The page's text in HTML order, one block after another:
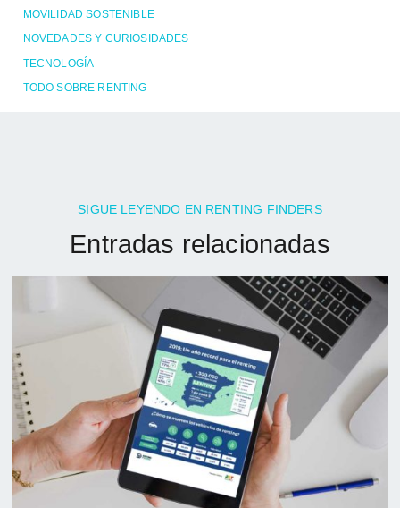
MOVILIDAD SOSTENIBLE
NOVEDADES Y CURIOSIDADES
TECNOLOGÍA
TODO SOBRE RENTING
SIGUE LEYENDO EN RENTING FINDERS
Entradas relacionadas